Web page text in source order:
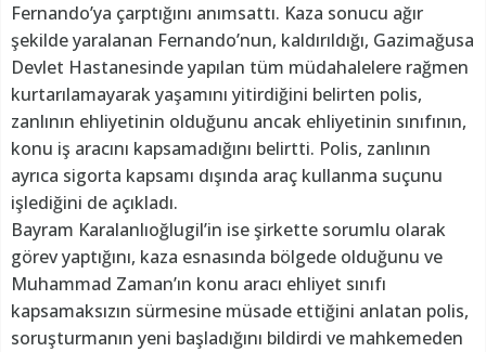
Fernando’ya çarptığını anımsattı. Kaza sonucu ağır
şekilde yaralanan Fernando’nun, kaldırıldığı, Gazimağusa
Devlet Hastanesinde yapılan tüm müdahalelere rağmen
kurtarılamayarak yaşamını yitirdiğini belirten polis,
zanlının ehliyetinin olduğunu ancak ehliyetinin sınıfının,
konu iş aracını kapsamadığını belirtti. Polis, zanlının
ayrıca sigorta kapsamı dışında araç kullanma suçunu
işlediğini de açıkladı.
Bayram Karalanlıoğlugil’in ise şirkette sorumlu olarak
görev yaptığını, kaza esnasında bölgede olduğunu ve
Muhammad Zaman’ın konu aracı ehliyet sınıfı
kapsamaksızın sürmesine müsade ettiğini anlatan polis,
soruşturmanın yeni başladığını bildirdi ve mahkemeden